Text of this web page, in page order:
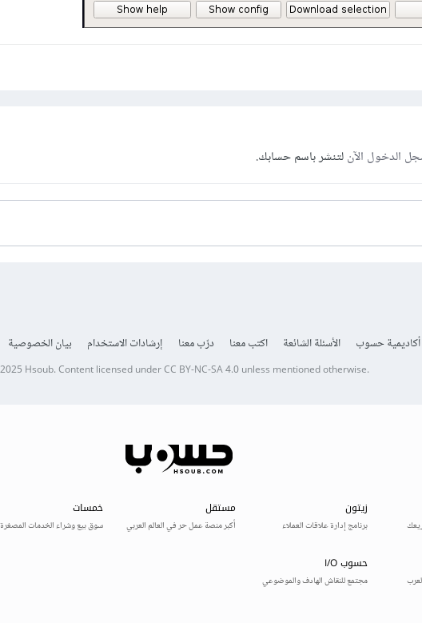
الدخول الآنلتنشر باسم حسابك.
حسوب الأسئلة الشائعة اكتب معنا درّب معنا إرشادات الاستخدام بيان الخصوصية
Hsoub.Content licensed underCC BY-NC-SA 4.0unless mentioned otherwise.